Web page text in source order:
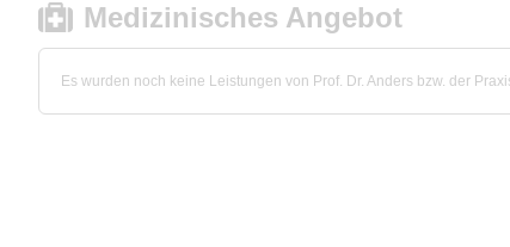
Medizinisches Angebot
Es wurden noch keine Leistungen von Prof. Dr. Anders bzw. der